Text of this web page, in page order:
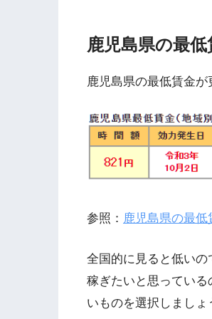
鹿児島県の最
鹿児島県の最低賃金が
参照： 鹿児島県の最
全国的に見ると低い
稼ぎたいと思ってい
いものを選択しましょ